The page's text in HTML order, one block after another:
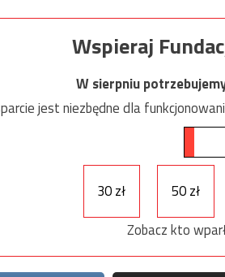
Wspieraj
W sierpniu
jest niezbędne dla
30 zł 50 zł
Zobacz kto